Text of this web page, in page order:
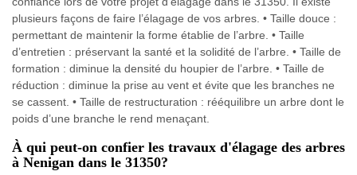
plusieurs façons de faire l’élagage de vos arbres. • Taille douce :
permettant de maintenir la forme établie de l’arbre. • Taille
d’entretien : préservant la santé et la solidité de l’arbre. • Taille de
formation : diminue la densité du houpier de l’arbre. • Taille de
réduction : diminue la prise au vent et évite que les branches ne
se cassent. • Taille de restructuration : rééquilibre un arbre dont le
poids d’une branche le rend menaçant.
À qui peut-on confier les travaux d'élagage des arbres
à Nenigan dans le 31350?